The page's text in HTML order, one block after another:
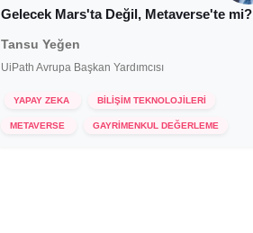
Gelecek Mars'ta Değil, Metaverse'te mi?
Tansu Yeğen
UiPath Avrupa Başkan Yardımcısı
YAPAY ZEKA BİLİŞİM TEKNOLOJİLERİ
METAVERSE GAYRİMENKUL DEĞERLEME